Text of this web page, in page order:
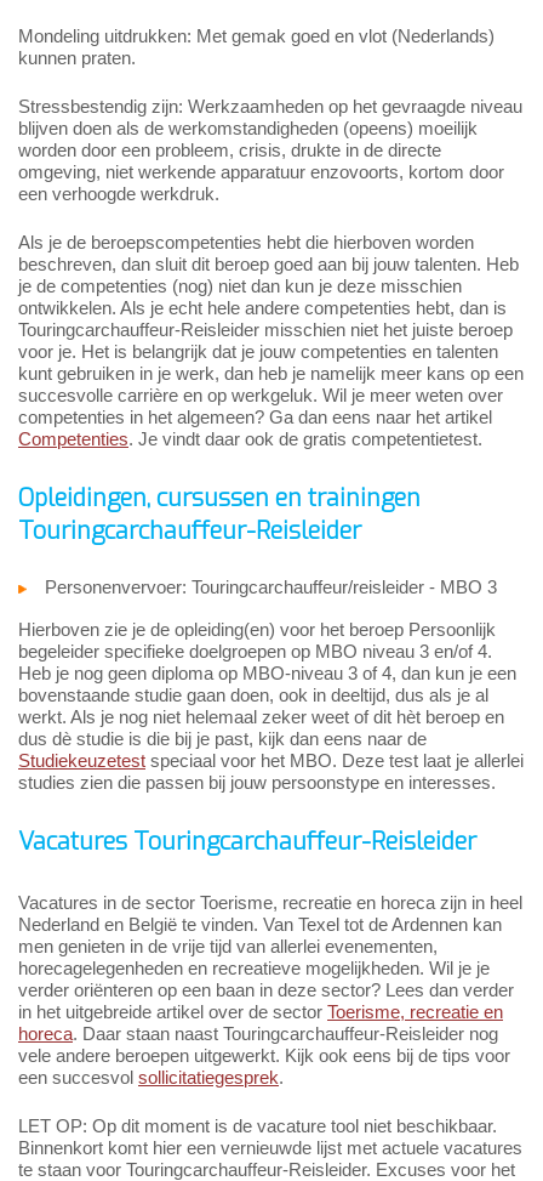
Mondeling uitdrukken: Met gemak goed en vlot (Nederlands)
kunnen praten.
Stressbestendig zijn: Werkzaamheden op het gevraagde niveau
blijven doen als de werkomstandigheden (opeens) moeilijk
worden door een probleem, crisis, drukte in de directe
omgeving, niet werkende apparatuur enzovoorts, kortom door
een verhoogde werkdruk.
Als je de beroepscompetenties hebt die hierboven worden
beschreven, dan sluit dit beroep goed aan bij jouw talenten. Heb
je de competenties (nog) niet dan kun je deze misschien
ontwikkelen. Als je echt hele andere competenties hebt, dan is
Touringcarchauffeur-Reisleider misschien niet het juiste beroep
voor je. Het is belangrijk dat je jouw competenties en talenten
kunt gebruiken in je werk, dan heb je namelijk meer kans op een
succesvolle carrière en op werkgeluk. Wil je meer weten over
competenties in het algemeen? Ga dan eens naar het artikel
Competenties. Je vindt daar ook de gratis competentietest.
Opleidingen, cursussen en trainingen
Touringcarchauffeur-Reisleider
Personenvervoer: Touringcarchauffeur/reisleider - MBO 3
Hierboven zie je de opleiding(en) voor het beroep Persoonlijk
begeleider specifieke doelgroepen op MBO niveau 3 en/of 4.
Heb je nog geen diploma op MBO-niveau 3 of 4, dan kun je een
bovenstaande studie gaan doen, ook in deeltijd, dus als je al
werkt. Als je nog niet helemaal zeker weet of dit hèt beroep en
dus dè studie is die bij je past, kijk dan eens naar de
Studiekeuzetest speciaal voor het MBO. Deze test laat je allerlei
studies zien die passen bij jouw persoonstype en interesses.
Vacatures Touringcarchauffeur-Reisleider
Vacatures in de sector Toerisme, recreatie en horeca zijn in heel
Nederland en België te vinden. Van Texel tot de Ardennen kan
men genieten in de vrije tijd van allerlei evenementen,
horecagelegenheden en recreatieve mogelijkheden. Wil je je
verder oriënteren op een baan in deze sector? Lees dan verder
in het uitgebreide artikel over de sector Toerisme, recreatie en
horeca. Daar staan naast Touringcarchauffeur-Reisleider nog
vele andere beroepen uitgewerkt. Kijk ook eens bij de tips voor
een succesvol sollicitatiegesprek.
LET OP: Op dit moment is de vacature tool niet beschikbaar.
Binnenkort komt hier een vernieuwde lijst met actuele vacatures
te staan voor Touringcarchauffeur-Reisleider. Excuses voor het